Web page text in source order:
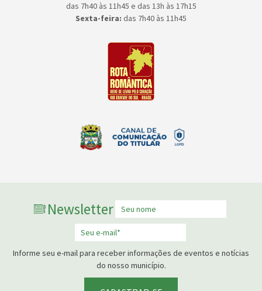
das 7h40 às 11h45 e das 13h às 17h15
Sexta-feira: das 7h40 às 11h45
Newsletter
Informe seu e-mail para receber informações de eventos e notícias
do nosso município.